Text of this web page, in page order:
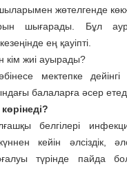
жөтелгенде
шығарады. Бұл
ең қауіпті.
кім жиі ауырады?
мектепке
балаларға әсер
белгілері
кейін әлсіздік,
түрінде пайда